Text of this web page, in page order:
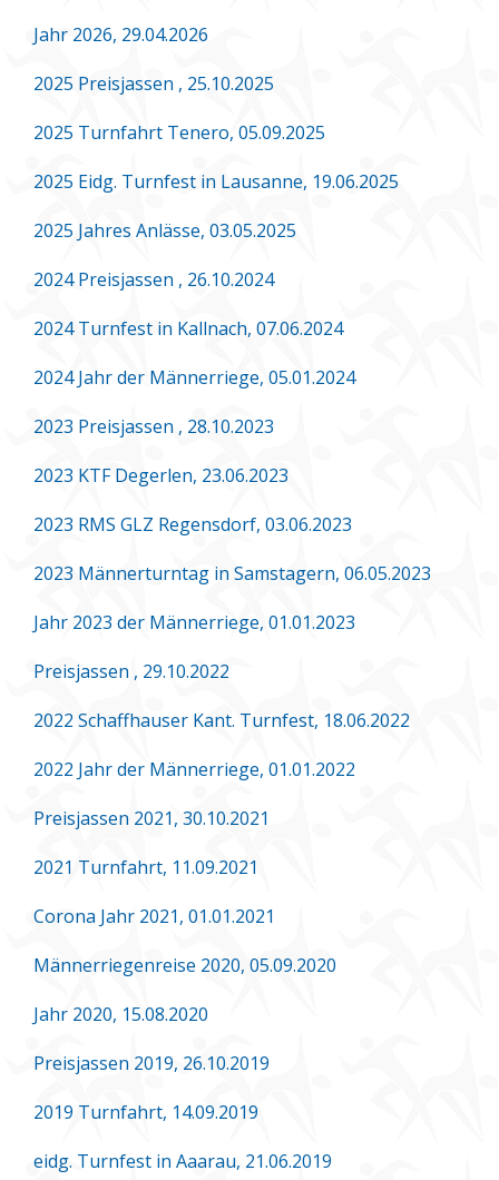
Jahr 2026, 29.04.2026
2025 Preisjassen , 25.10.2025
2025 Turnfahrt Tenero, 05.09.2025
2025 Eidg. Turnfest in Lausanne, 19.06.2025
2025 Jahres Anlässe, 03.05.2025
2024 Preisjassen , 26.10.2024
2024 Turnfest in Kallnach, 07.06.2024
2024 Jahr der Männerriege, 05.01.2024
2023 Preisjassen , 28.10.2023
2023 KTF Degerlen, 23.06.2023
2023 RMS GLZ Regensdorf, 03.06.2023
2023 Männerturntag in Samstagern, 06.05.2023
Jahr 2023 der Männerriege, 01.01.2023
Preisjassen , 29.10.2022
2022 Schaffhauser Kant. Turnfest, 18.06.2022
2022 Jahr der Männerriege, 01.01.2022
Preisjassen 2021, 30.10.2021
2021 Turnfahrt, 11.09.2021
Corona Jahr 2021, 01.01.2021
Männerriegenreise 2020, 05.09.2020
Jahr 2020, 15.08.2020
Preisjassen 2019, 26.10.2019
2019 Turnfahrt, 14.09.2019
eidg. Turnfest in Aaarau, 21.06.2019